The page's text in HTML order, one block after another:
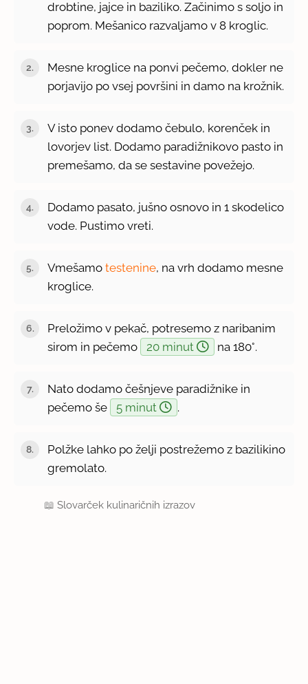
drobtine, jajce in baziliko. Začinimo s soljo in
poprom. Mešanico razvaljamo v 8 kroglic.
Mesne kroglice na ponvi pečemo, dokler ne
porjavijo po vsej površini in damo na krožnik.
V isto ponev dodamo čebulo, korenček in
lovorjev list. Dodamo paradižnikovo pasto in
premešamo, da se sestavine povežejo.
Dodamo pasato, jušno osnovo in 1 skodelico
vode. Pustimo vreti.
Vmešamotestenine, na vrh dodamo mesne
kroglice.
Preložimo v pekač, potresemo z naribanim
sirom in pečemo
20 minut na 180°.
Nato dodamo češnjeve paradižnike in
pečemo še
5 minut .
Polžke lahko po želji postrežemo z bazilikino
gremolato.
📖Slovarček kulinaričnih izrazov